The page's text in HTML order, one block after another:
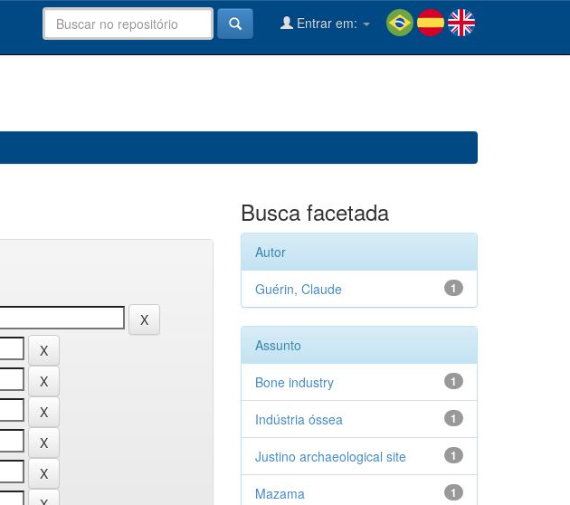
Entrar em:
Busca facetada
Autor
1
Guérin, Claude
Assunto
1
Bone industry
1
Indústria óssea
1
Justino archaeological site
1
Mazama